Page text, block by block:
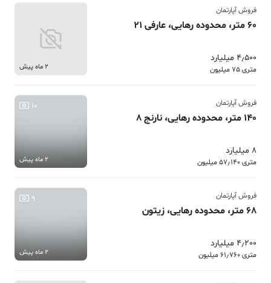
فروش آپارتمان
60 متر، محدوده رهایی، عارفی 21
4٫500 میلیارد
متری 75 میلیون 2 ماه پیش
فروش آپارتمان
140 متر، محدوده رهایی، نارنج 8
8 میلیارد
متری 57٫140 میلیون
10
2 ماه پیش
فروش آپارتمان
68 متر، محدوده رهایی، زیتون
4٫200 میلیارد
متری 61٫760 میلیون
9
2 ماه پیش